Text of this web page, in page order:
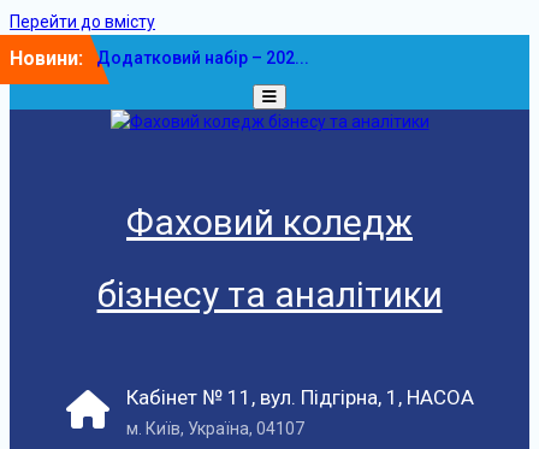
Перейти до вмісту
Новини:
Додатковий набір – 202...
У ФКБА НАСОА
відбулася...
Фаховий коледж
бізнесу та аналітики
Кабінет № 11, вул. Підгірна, 1, НАСОА
м. Київ, Україна, 04107